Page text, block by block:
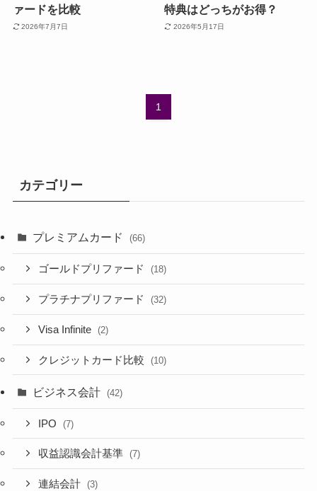
ァードを比較
2026年7月7日
特典はどっちがお得？
2026年5月17日
1
カテゴリー
プレミアムカード (66)
ゴールドプリファード (18)
プラチナプリファード (32)
Visa Infinite (2)
クレジットカード比較 (10)
ビジネス会計 (42)
IPO (7)
収益認識会計基準 (7)
連結会計 (3)